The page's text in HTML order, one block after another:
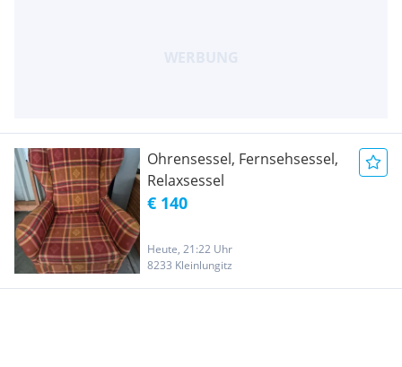
Ohrensessel, Fernsehsessel,
Relaxsessel
€ 140
Heute, 21:22 Uhr
8233 Kleinlungitz